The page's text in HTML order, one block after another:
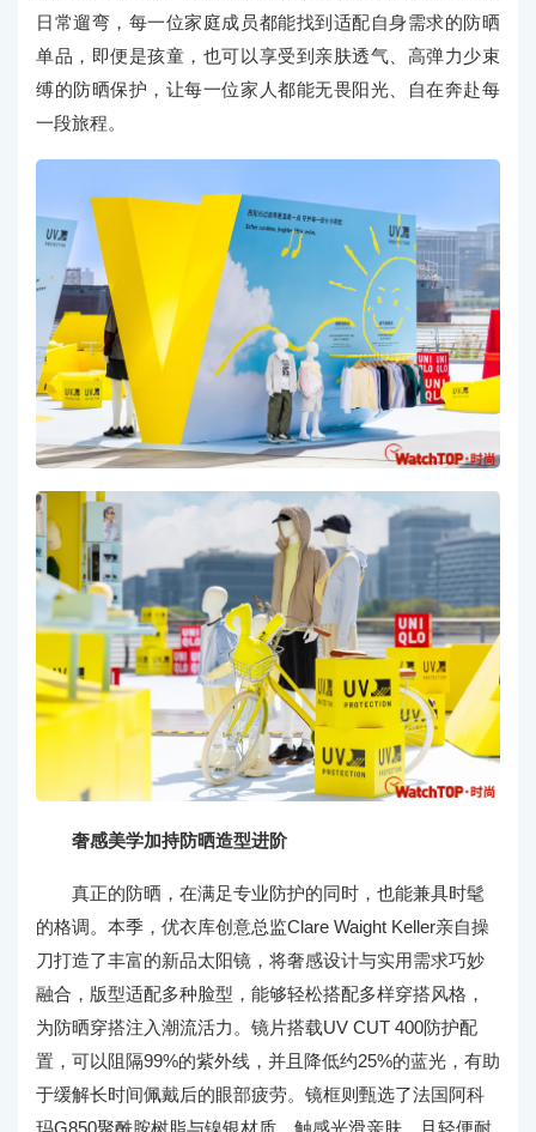
日常遛弯，每一位家庭成员都能找到适配自身需求的防晒
单品，即便是孩童，也可以享受到亲肤透气、高弹力少束
缚的防晒保护，让每一位家人都能无畏阳光、自在奔赴每
一段旅程。
奢感美学加持防晒造型进阶
真正的防晒，在满足专业防护的同时，也能兼具时髦
的格调。本季，优衣库创意总监Clare Waight Keller亲自操
刀打造了丰富的新品太阳镜，将奢感设计与实用需求巧妙
融合，版型适配多种脸型，能够轻松搭配多样穿搭风格，
为防晒穿搭注入潮流活力。镜片搭载UV CUT 400防护配
置，可以阻隔99%的紫外线，并且降低约25%的蓝光，有助
于缓解长时间佩戴后的眼部疲劳。镜框则甄选了法国阿科
玛G850聚酰胺树脂与镍银材质，触感光滑亲肤、且轻便耐